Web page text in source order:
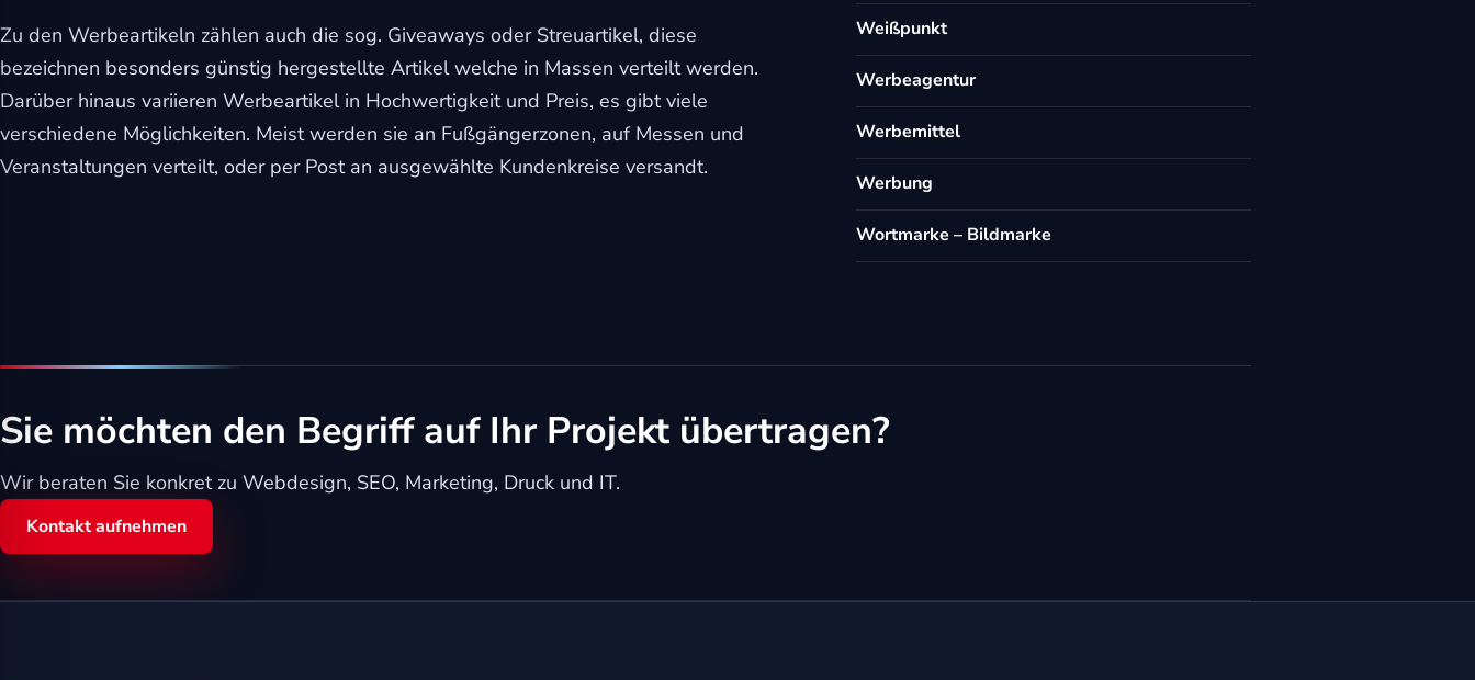
Zu den Werbeartikeln zählen auch die sog. Giveaways oder Streuartikel, diese
bezeichnen besonders günstig hergestellte Artikel welche in Massen verteilt werden.
Darüber hinaus variieren Werbeartikel in Hochwertigkeit und Preis, es gibt viele
verschiedene Möglichkeiten. Meist werden sie an Fußgängerzonen, auf Messen und
Veranstaltungen verteilt, oder per Post an ausgewählte Kundenkreise versandt.
Weißpunkt
Werbeagentur
Werbemittel
Werbung
Wortmarke – Bildmarke
Sie möchten den Begriff auf Ihr Projekt übertragen?
Wir beraten Sie konkret zu Webdesign, SEO, Marketing, Druck und IT.
Kontakt aufnehmen
sicherer Modus